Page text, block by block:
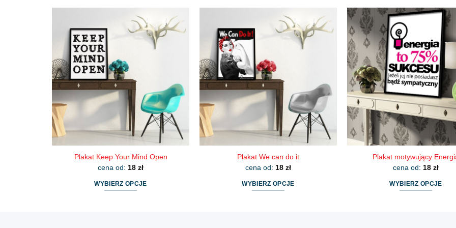
wiele
wariantów.
można
wybrać
stronie
produktu
wiele
wariantów.
można
wybrać
stronie
produktu
ma
wariantów.
Opcje
można
wybrać
na
stronie
produktu
Plakat Keep Your Mind Open
cena od: 18 zł
WYBIERZ OPCJE
Plakat We can do it
cena od: 18 zł
WYBIERZ OPCJE
Plakat motywujący
cena od: 18 zł
WYBIERZ OPCJE